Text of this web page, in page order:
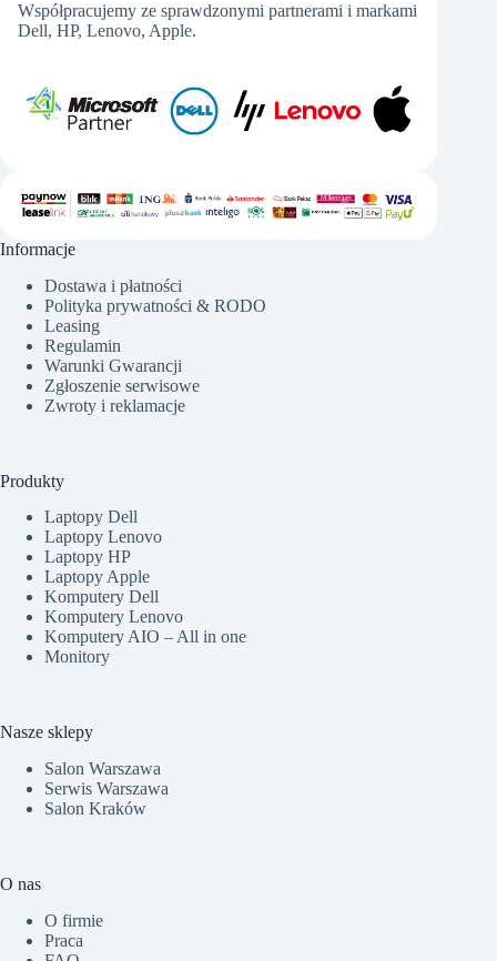
Współpracujemy ze sprawdzonymi partnerami i markami
Dell, HP, Lenovo, Apple.
Informacje
Dostawa i płatności
Polityka prywatności & RODO
Leasing
Regulamin
Warunki Gwarancji
Zgłoszenie serwisowe
Zwroty i reklamacje
Produkty
Laptopy Dell
Laptopy Lenovo
Laptopy HP
Laptopy Apple
Komputery Dell
Komputery Lenovo
Komputery AIO – All in one
Monitory
Nasze sklepy
Salon Warszawa
Serwis Warszawa
Salon Kraków
O nas
O firmie
Praca